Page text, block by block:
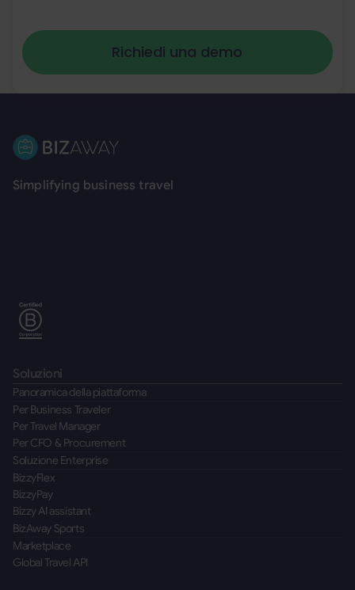
Simplifying business travel
Soluzioni
Panoramica della piattaforma
Per Business Traveler
Per Travel Manager
Per CFO & Procurement
Soluzione Enterprise
BizzyFlex
BizzyPay
Bizzy AI assistant
BizAway Sports
Marketplace
Global Travel API